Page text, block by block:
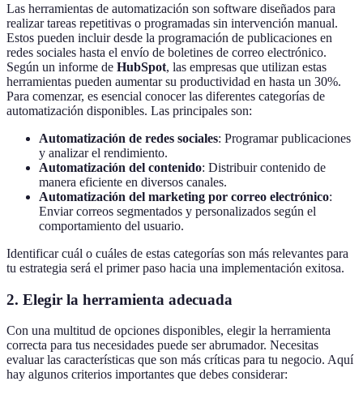
Las herramientas de automatización son software diseñados para
realizar tareas repetitivas o programadas sin intervención manual.
Estos pueden incluir desde la programación de publicaciones en
redes sociales hasta el envío de boletines de correo electrónico.
Según un informe de HubSpot, las empresas que utilizan estas
herramientas pueden aumentar su productividad en hasta un 30%.
Para comenzar, es esencial conocer las diferentes categorías de
automatización disponibles. Las principales son:
Automatización de redes sociales: Programar publicaciones
y analizar el rendimiento.
Automatización del contenido: Distribuir contenido de
manera eficiente en diversos canales.
Automatización del marketing por correo electrónico:
Enviar correos segmentados y personalizados según el
comportamiento del usuario.
Identificar cuál o cuáles de estas categorías son más relevantes para
tu estrategia será el primer paso hacia una implementación exitosa.
2. Elegir la herramienta adecuada
Con una multitud de opciones disponibles, elegir la herramienta
correcta para tus necesidades puede ser abrumador. Necesitas
evaluar las características que son más críticas para tu negocio. Aquí
hay algunos criterios importantes que debes considerar: